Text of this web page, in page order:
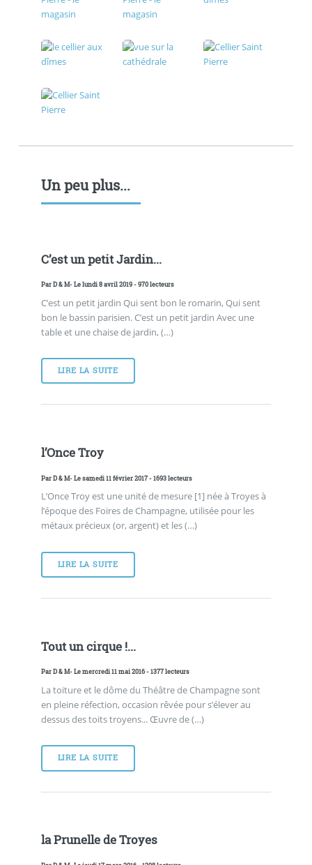
Un peu plus...
C’est un petit Jardin...
ParD & M- Le lundi 8 avril 2019 - 970 lecteurs
C’est un petit jardin Qui sent bon le romarin, Qui sent
bon le bassin parisien. C’est un petit jardin Avec une
table et une chaise de jardin, (…)
LIRE LA SUITE
l’Once Troy
ParD & M- Le samedi 11 février 2017 - 1693 lecteurs
L’Once Troy est une unité de mesure [1] née à Troyes à
l’époque des Foires de Champagne, utilisée pour les
métaux précieux (or, argent) et les (…)
LIRE LA SUITE
Tout un cirque !...
ParD & M- Le mercredi 11 mai 2016 - 1377 lecteurs
La toiture et le dôme du Théâtre de Champagne sont
en pleine réfection, occasion rêvée pour s’élever au
dessus des toits troyens... Œuvre de (…)
LIRE LA SUITE
la Prunelle de Troyes